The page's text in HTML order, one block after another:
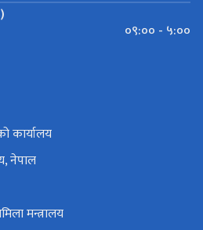
०९:०० - ५:००
कार्यालय
नेपाल
मन्त्रालय